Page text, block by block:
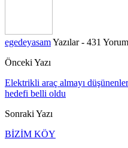
egedeyasamYazılar - 431
Önceki Yazı
Elektrikli araç almayı
hedefi belli oldu
Sonraki Yazı
BİZİM KÖY